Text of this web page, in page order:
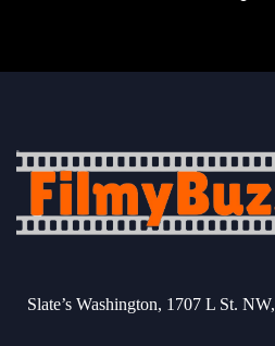
Slate’s Washington, 1707 L St.